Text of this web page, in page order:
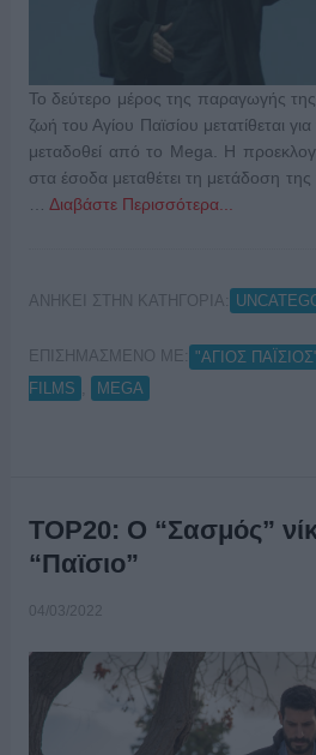
Το δεύτερο μέρος της παραγωγής
ζωή του Αγίου Παϊσίου μετατίθεται
μεταδοθεί από το Mega. Η
στα έσοδα μεταθέτει τη μετάδοση
Διαβάστε Περισσότερα...
ΑΝΗΚΕΙ ΣΤΗΝ ΚΑΤΗΓΟΡΙΑ:
ΕΠΙΣΗΜΑΣΜΕΝΟ ΜΕ: "ΑΓΙΟΣ
FILMS
MEGA
TOP20: Ο “Σασμός”
“Παϊσιο”
04/03/2022